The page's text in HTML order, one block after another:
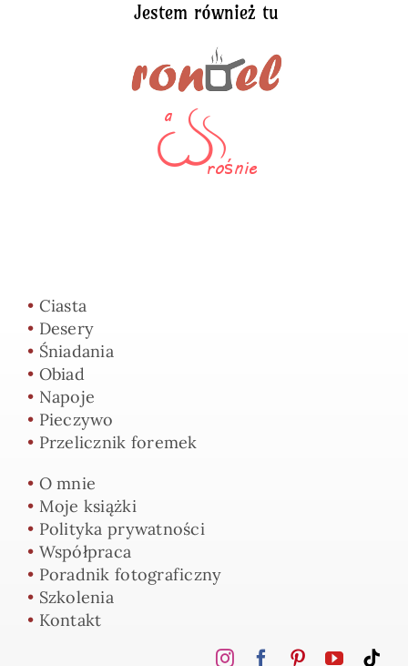
Jestem również tu
• Ciasta
• Desery
• Śniadania
• Obiad
• Napoje
• Pieczywo
• Przelicznik foremek
• O mnie
• Moje książki
• Polityka prywatności
• Współpraca
• Poradnik fotograficzny
• Szkolenia
• Kontakt